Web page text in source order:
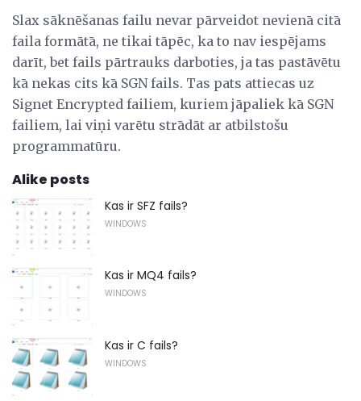
Slax sāknēšanas failu nevar pārveidot nevienā citā
faila formātā, ne tikai tāpēc, ka to nav iespējams
darīt, bet fails pārtrauks darboties, ja tas pastāvētu
kā nekas cits kā SGN fails. Tas pats attiecas uz
Signet Encrypted failiem, kuriem jāpaliek kā SGN
failiem, lai viņi varētu strādāt ar atbilstošu
programmatūru.
Alike posts
Kas ir SFZ fails?
WINDOWS
Kas ir MQ4 fails?
WINDOWS
Kas ir C fails?
WINDOWS